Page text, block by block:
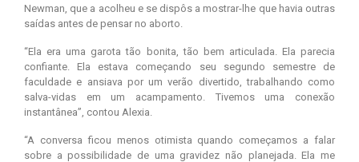
Newman, que a acolheu e se dispôs a mostrar-lhe que havia outras
saídas antes de pensar no aborto.
“Ela era uma garota tão bonita, tão bem articulada. Ela parecia
confiante. Ela estava começando seu segundo semestre de
faculdade e ansiava por um verão divertido, trabalhando como
salva-vidas em um acampamento. Tivemos uma conexão
instantânea”, contou Alexia.
“A conversa ficou menos otimista quando começamos a falar
sobre a possibilidade de uma gravidez não planejada. Ela me